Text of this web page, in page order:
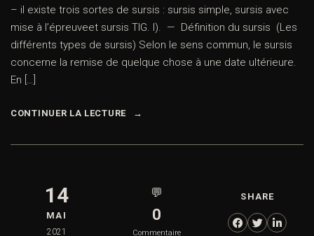
– il existe trois sortes de sursis : sursis simple, sursis avec
mise à l’épreuveet sursis TIG. I). — Définition du sursis (Les
différents types de sursis) Selon le sens commun, le sursis
concerne la remise de quelque chose à une date ultérieure.
En […]
CONTINUER LA LECTURE
14
MAI
2021
💬
0
Commentaire
SHARE